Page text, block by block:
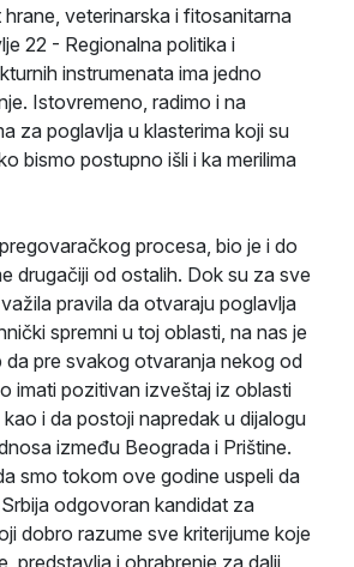
veterinarska i fitosanitarna
22 - Regionalna politika i
instrumenata ima jedno
Istovremeno, radimo i na
za poglavlja u klasterima koji su
bismo postupno išli i ka merilima
procesa, bio je i do
drugačiji od ostalih. Dok su za sve
pravila da otvaraju poglavlja
spremni u toj oblasti, na nas je
da pre svakog otvaranja nekog od
imati pozitivan izveštaj iz oblasti
i da postoji napredak u dijalogu
između Beograda i Prištine.
smo tokom ove godine uspeli da
odgovoran kandidat za
dobro razume sve kriterijume koje
predstavlja i ohrabrenje za dalji